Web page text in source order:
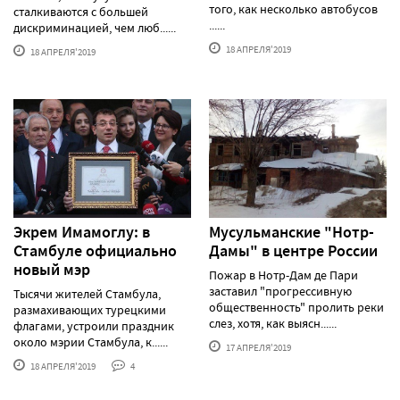
сталкиваются с большей
дискриминацией, чем люб......
18 АПРЕЛЯ'2019
того, как несколько автобусов
......
18 АПРЕЛЯ'2019
Экрем Имамоглу: в
Стамбуле официально
новый мэр
Тысячи жителей Стамбула,
размахивающих турецкими
флагами, устроили праздник
около мэрии Стамбула, к......
18 АПРЕЛЯ'2019 4
Мусульманские "Нотр-
Дамы" в центре России
Пожар в Нотр-Дам де Пари
заставил "прогрессивную
общественность" пролить реки
слез, хотя, как выясн......
17 АПРЕЛЯ'2019